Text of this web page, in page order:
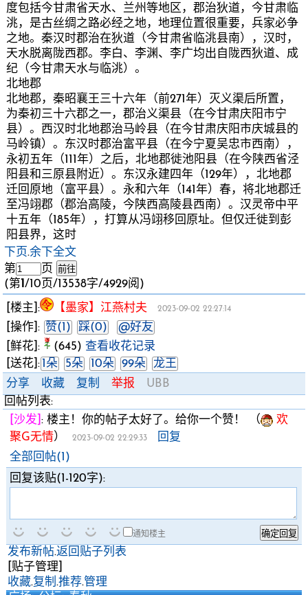
度包括今甘肃省天水、兰州等地区，郡治狄道，今甘肃临
洮，是古丝绸之路必经之地，地理位置很重要，兵家必争
之地。秦汉时郡治在狄道（今甘肃省临洮县南），汉时，
天水脱离陇西郡。李白、李渊、李广均出自陇西狄道、成
纪（今甘肃天水与临洮）。
北地郡
北地郡，秦昭襄王三十六年（前271年）灭义渠后所置，
为秦初三十六郡之一，郡治义渠县（在今甘肃庆阳市宁
县）。西汉时北地郡治马岭县（在今甘肃庆阳市庆城县的
马岭镇）。东汉时郡治富平县（在今宁夏吴忠市西南），
永初五年（111年）之后，北地郡徙池阳县（在今陕西省泾
阳县和三原县附近）。东汉永建四年（129年），北地郡
迁回原地（富平县）。永和六年（141年）春，将北地郡迁
至冯翊郡（郡治高陵，今陕西高陵县西南）。汉灵帝中平
十五年（185年），打算从冯翊移回原址。但仅迁徙到彭
阳县界，这时
下页.余下全文
第
页
(第1 /10页/13538字/4929阅)
[楼主]: 【墨家】江燕村夫 2023-09-02 22:27:14
[操作]: 赞(1) 踩(0)
@好友
[鲜花]:
(645) 查看收花记录
[送花]: 1朵 5朵 10朵 99朵
龙王
分享
收藏 复制 举报
UBB
回帖列表:
[沙发] : 楼主！你的帖子太好了。给你一个赞！ （
欢
聚G无情） 2023-09-02 22:29:33
回复
全部回帖(1)
回复该贴(1-120字):
通知楼主
发布新帖.返回贴子列表
[贴子管理]
收藏.复制 .推荐.管理